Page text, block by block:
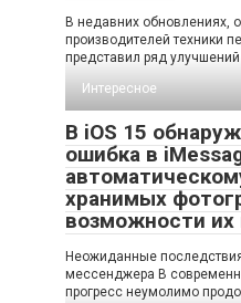
В недавних обновлениях,
производителей техники
представил ряд улучшений
Интересное
В iOS 15
ошибка в
хранимых
возможности их
Неожиданные
мессенджера В
прогресс неумолимо